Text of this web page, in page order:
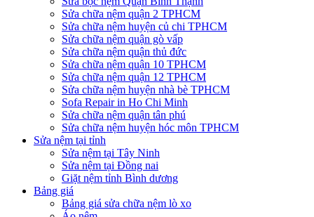
Sửa chữa nệm quận 2 TPHCM
Sửa chữa nệm huyện củ chi TPHCM
Sửa chữa nệm quận gò vấp
Sửa chữa nệm quận thủ đức
Sửa chữa nệm quận 10 TPHCM
Sửa chữa nệm quận 12 TPHCM
Sửa chữa nệm huyện nhà bè TPHCM
Sofa Repair in Ho Chi Minh
Sửa chữa nệm quận tân phú
Sửa chữa nệm huyện hóc môn TPHCM
Sửa nệm tại tỉnh
Sửa nệm tại Tây Ninh
Sửa nệm tại Đồng nai
Giặt nệm tỉnh Bình dương
Bảng giá
Bảng giá sửa chữa nệm lò xo